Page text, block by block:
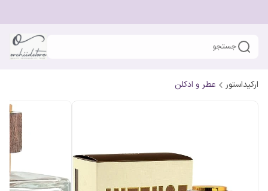
جستجو
ارکیداستور عطر و ادکلن